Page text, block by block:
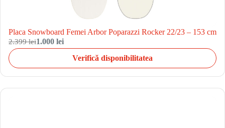
Placa Snowboard Femei Arbor Poparazzi Rocker 22/23 – 153 cm
2.399 lei1.000 lei
Verifică disponibilitatea